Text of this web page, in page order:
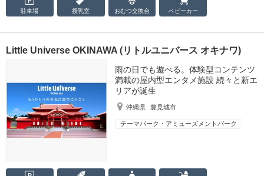
駐車場 授乳室 おむつ交換台 ベビーカー
Little Universe OKINAWA (リトルユニバース オキナワ)
雨の日でも遊べる。体験型コンテンツ
満載の屋内型エンタメ施設 続々と新エ
リアが誕生
沖縄県 豊見城市
テーマパーク・アミューズメントパーク